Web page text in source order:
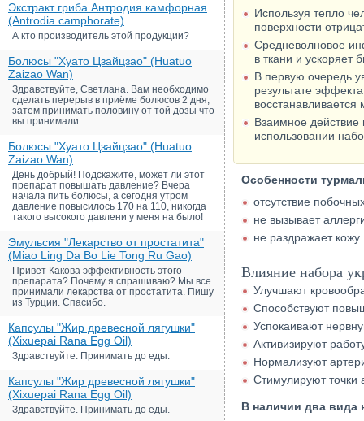
Экстракт гриба Антродия камфорная
(Antrodia camphorate)
А кто производитель этой продукции?
Болюсы "Хуато Цзайцзао" (Huatuo
Zaizao Wan)
Здравствуйте, Светлана. Вам необходимо
сделать перерыв в приёме болюсов 2 дня,
затем принимать половину от той дозы что
вы принимали.
Болюсы "Хуато Цзайцзао" (Huatuo
Zaizao Wan)
День добрый! Подскажите, может ли этот
препарат повышать давление? Вчера
начала пить болюсы, а сегодня утром
давление повысилось 170 на 110, никогда
такого высокого давлени у меня на было!
Эмульсия "Лекарство от простатита"
(Miao Ling Da Bo Lie Tong Ru Gao)
Привет Какова эффективность этого
препарата? Почему я спрашиваю? Мы все
принимали лекарства от простатита. Пишу
из Турции. Спасибо.
Капсулы "Жир древесной лягушки"
(Xixuepai Rana Egg Oil)
Здравствуйте. Принимать до еды.
Капсулы "Жир древесной лягушки"
(Xixuepai Rana Egg Oil)
Здравствуйте. Принимать до еды.
Используя тепло
поверхности
Средневолновое
в ткани и ускоряет
В первую очередь
результате
Взаимное
использовании
Особенности
отсутствие
не вызывает
не раздражает кожу.
Влияние набора
Улучшают
Способствуют
Успокаивают
Активизируют
Нормализуют
Стимулируют точки
В наличии два вида